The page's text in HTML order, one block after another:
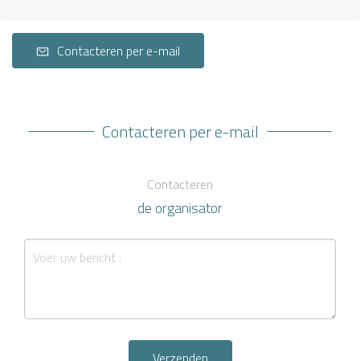
Contacteren per e-mail
Contacteren per e-mail
Contacteren
de organisator